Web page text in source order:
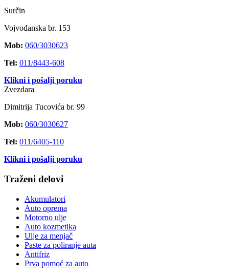
Surčin
Vojvođanska br. 153
Mob: 060/3030623
Tel: 011/8443-608
Klikni i pošalji poruku
Zvezdara
Dimitrija Tucovića br. 99
Mob: 060/3030627
Tel: 011/6405-110
Klikni i pošalji poruku
Traženi delovi
Akumulatori
Auto oprema
Motorno ulje
Auto kozmetika
Ulje za menjač
Paste za poliranje auta
Antifriz
Prva pomoć za auto